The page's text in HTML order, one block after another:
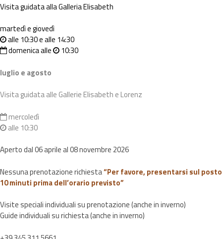
Visita guidata alla Galleria Elisabeth
martedì e giovedì
alle 10:30 e alle 14:30
domenica alle
10:30
luglio e agosto
Visita guidata alle Gallerie Elisabeth e Lorenz
mercoledì
alle 10:30
Aperto dal 06 aprile al 08 novembre 2026
Nessuna prenotazione richiesta“Per favore, presentarsi sul posto
10 minuti prima dell’orario previsto”
Visite speciali individuali su prenotazione (anche in inverno)
Guide individuali su richiesta (anche in inverno)